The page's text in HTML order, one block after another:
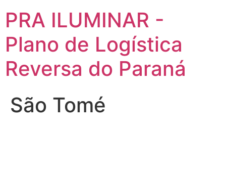
PRA ILUMINAR -
Plano de Logística
Reversa do Paraná
São Tomé